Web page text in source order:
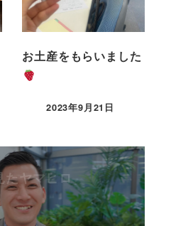
お土産をもらいました
2023年9月21日
たヤマヒロ